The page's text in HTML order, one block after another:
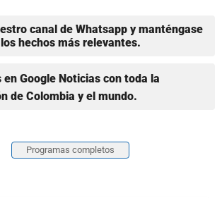
canal de Whatsapp y manténgase
hechos más relevantes.
Google Noticias con toda la
de Colombia y el mundo.
Programas completos